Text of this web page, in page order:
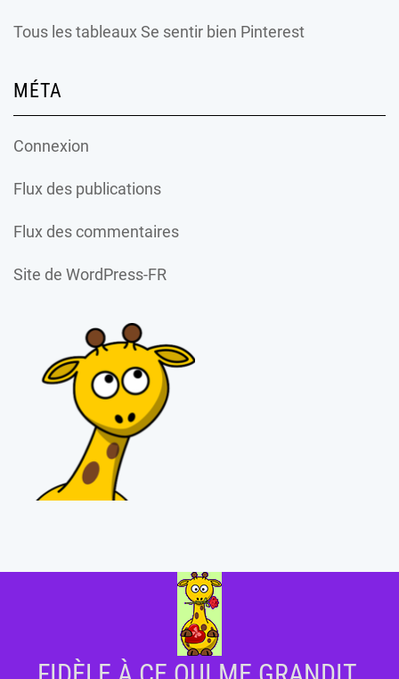
Tous les tableaux Se sentir bien Pinterest
MÉTA
Connexion
Flux des publications
Flux des commentaires
Site de WordPress-FR